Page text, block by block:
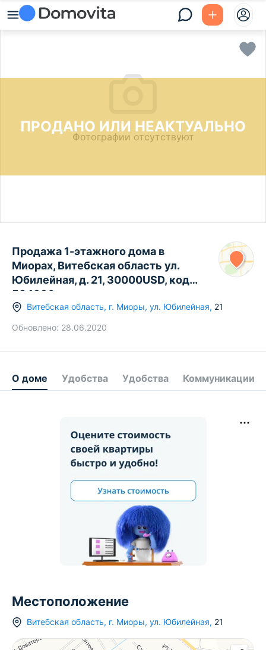
ПРОДАНО ИЛИ НЕАКТУАЛЬНО
Фотографии отсутствуют
Продажа 1-этажного дома в
Миорах, Витебская область ул.
Юбилейная, д. 21, 30000USD, код
584386
Витебская область, г. Миоры, ул. Юбилейная, 21
Обновлено: 28.06.2020
О доме Удобства Удобства Коммуникации
Местоположение
Витебская область, г. Миоры, ул. Юбилейная, 21